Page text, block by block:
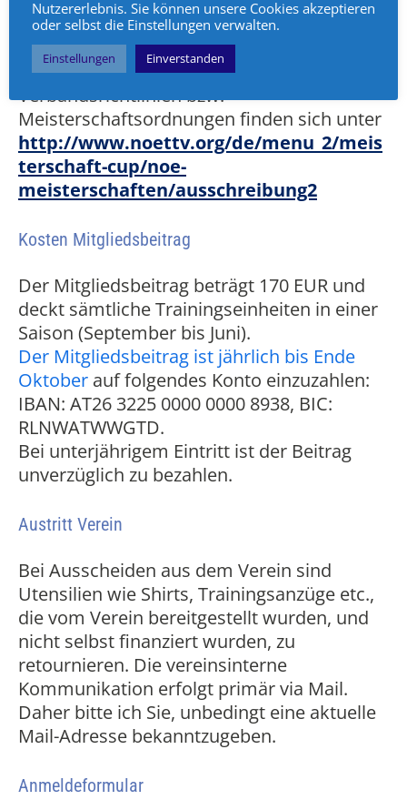
des Vereins als auch die
Verbandsbedingungen (im Falle einer
Anmeldung zum Meisterschaftsspieler). Die
Verbandsrichtlinien bzw.
Meisterschaftsordnungen finden sich unter
http://www.noettv.org/de/menu_2/meis
terschaft-cup/noe-
meisterschaften/ausschreibung2
Kosten Mitgliedsbeitrag
Der Mitgliedsbeitrag beträgt 170 EUR und
deckt sämtliche Trainingseinheiten in einer
Saison (September bis Juni).
Der Mitgliedsbeitrag ist jährlich bis Ende
Oktober auf folgendes Konto einzuzahlen:
IBAN: AT26 3225 0000 0000 8938, BIC:
RLNWATWWGTD.
Bei unterjährigem Eintritt ist der Beitrag
unverzüglich zu bezahlen.
Austritt Verein
Bei Ausscheiden aus dem Verein sind
Utensilien wie Shirts, Trainingsanzüge etc.,
die vom Verein bereitgestellt wurden, und
nicht selbst finanziert wurden, zu
retournieren. Die vereinsinterne
Kommunikation erfolgt primär via Mail.
Daher bitte ich Sie, unbedingt eine aktuelle
Mail-Adresse bekanntzugeben.
Anmeldeformular
Nutzererlebnis. Sie können unsere Cookies akzeptieren
oder selbst die Einstellungen verwalten.
Einstellungen Einverstanden